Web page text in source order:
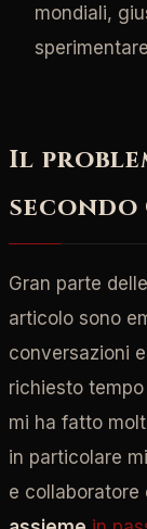
mondiali,
Il
secondo
Gran parte
articolo sono
conversazioni
richiesto
mi ha fatto
in particolare
e collaboratore